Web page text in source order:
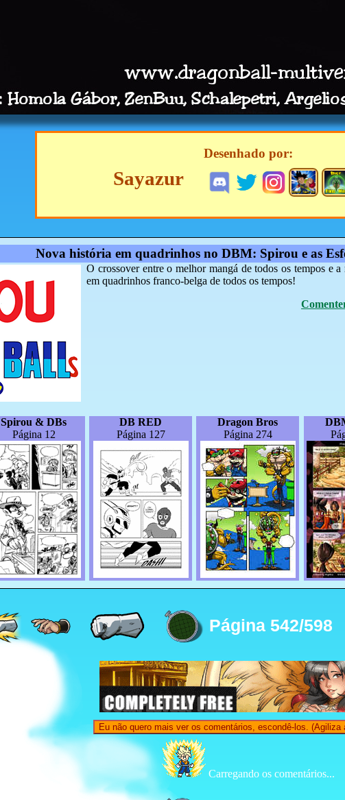
Desenhado por:
Sayazur
Nova história em quadrinhos no DBM: Spirou e as
O crossover entre o melhor mangá de todos os tempos e
em quadrinhos franco-belga de todos os tempos!
Spirou & DBs
Página 12
DB RED
Página 127
Dragon Bros
Página 274
Página 542/598
Eu não quero mais ver os comentários, escondê-los. (Agiliza
Carregando os comentários...